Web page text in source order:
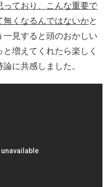
ており、こんな重要で
無くなるんではないかと
見すると頭のおかしい
増えてくれたら楽しく
に共感しました。